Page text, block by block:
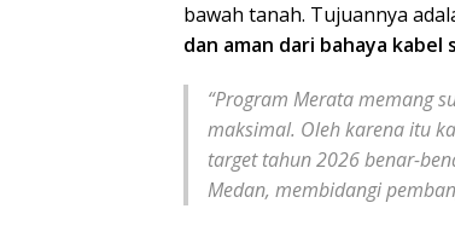
bawah tanah. Tujuannya
dan aman dari bahaya kabel
“Program Merata memang
maksimal. Oleh karena itu
target tahun 2026 benar-
Medan, membidangi